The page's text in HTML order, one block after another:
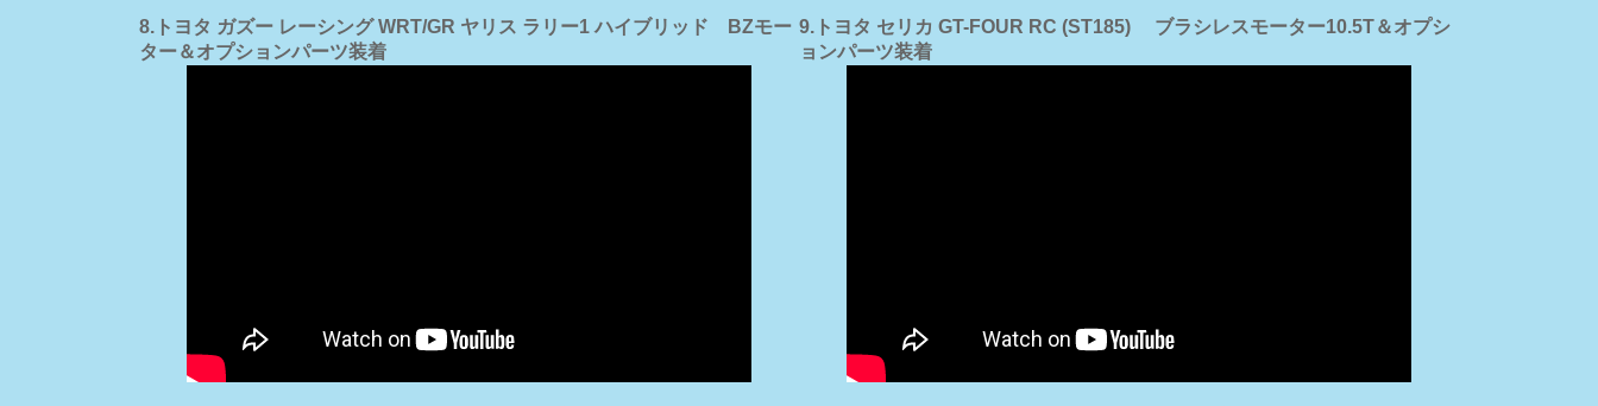
8.トヨタ ガズー レーシング WRT/GR ヤリス ラリー1 ハイブリッド BZモー
ター＆オプションパーツ装着
9.トヨタ セリカ GT-FOUR RC (ST185) ブラシレスモーター10.5T＆オプシ
ョンパーツ装着